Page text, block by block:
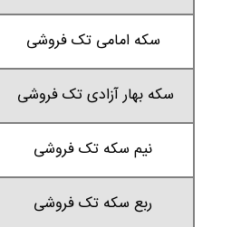
سکه امامی تک فروشی
سکه بهار آزادی تک فروشی
نیم سکه تک فروشی
ربع سکه تک فروشی